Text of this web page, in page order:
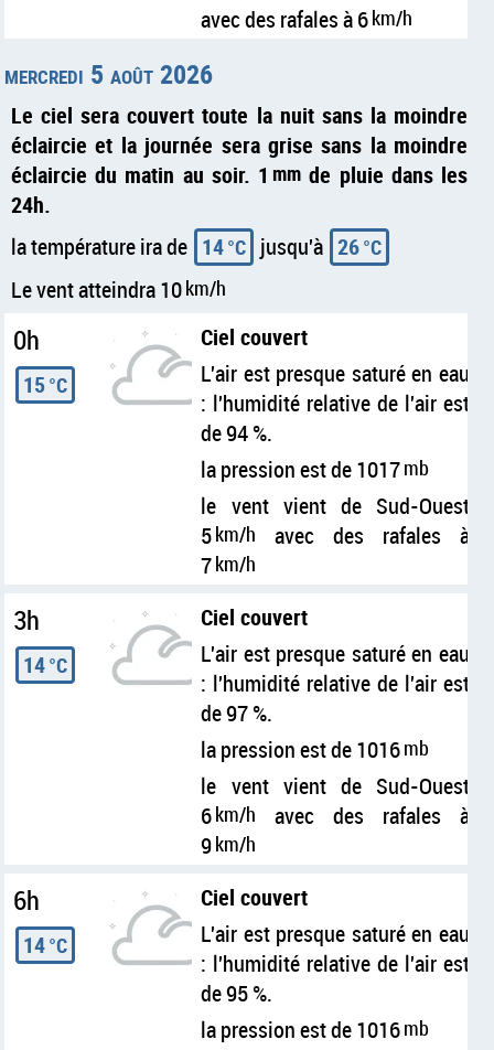
avec des rafales à 6km/h
mercredi 5 août 2026
Le ciel sera couvert toute la nuit sans la moindre
éclaircie et la journée sera grise sans la moindre
éclaircie du matin au soir. 1 mm de pluie dans les
24h.
la température ira de 14°C jusqu'à 26°C
Le vent atteindra 10km/h
0h
15°C
Ciel couvert
L'air est presque saturé en eau
: l'humidité relative de l'air est
de 94 %.
la pression est de 1017mb
le vent vient de Sud-Ouest
5km/h
avec des rafales à
7km/h
3h
14°C
Ciel couvert
L'air est presque saturé en eau
: l'humidité relative de l'air est
de 97 %.
la pression est de 1016mb
le vent vient de Sud-Ouest
6km/h
avec des rafales à
9km/h
6h
14°C
Ciel couvert
L'air est presque saturé en eau
: l'humidité relative de l'air est
de 95 %.
la pression est de 1016mb